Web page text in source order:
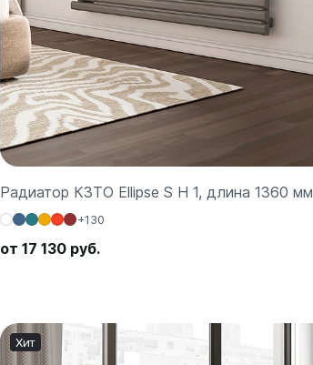
Радиатор КЗТО Ellipse S H 1, длина 1360 мм
+130
от 17 130 руб.
Хит